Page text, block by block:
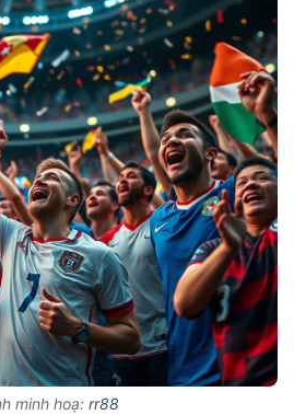
minh hoạ: rr88